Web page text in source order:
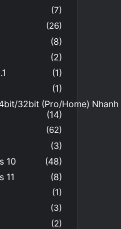
(7)
(26)
(8)
(2)
(1)
(1)
32bit (Pro/Home)
(14)
(62)
(3)
10
(48)
11
(8)
(1)
(3)
(2)